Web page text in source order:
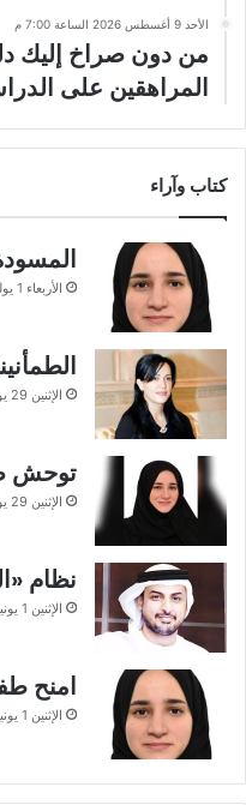
الأحد 9 أغسطس 2026 الساعة 7:00 م
من دون صراخ إليك
المراهقين على
كتاب وآراء
الأربعاء 1 يوليو 2026 الساعة 10:07 م
الإثنين 29 يونيو 2026 الساعة 12:05 ص
توحش
الإثنين 29 يونيو 2026 الساعة 12:04 ص
نظام
الإثنين 1 يونيو 2026 الساعة 12:54 ص
امنح
الإثنين 1 يونيو 2026 الساعة 12:52 ص